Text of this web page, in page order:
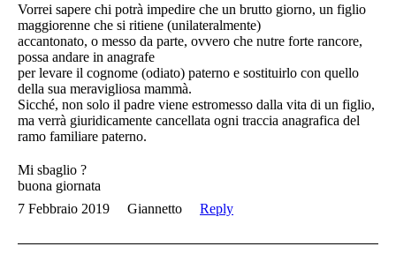
Vorrei sapere chi potrà impedire che un brutto giorno, un figlio
maggiorenne che si ritiene (unilateralmente)
accantonato, o messo da parte, ovvero che nutre forte rancore,
possa andare in anagrafe
per levare il cognome (odiato) paterno e sostituirlo con quello
della sua meravigliosa mammà.
Sicché, non solo il padre viene estromesso dalla vita di un figlio,
ma verrà giuridicamente cancellata ogni traccia anagrafica del
ramo familiare paterno.
Mi sbaglio ?
buona giornata
7 Febbraio 2019
Giannetto Reply